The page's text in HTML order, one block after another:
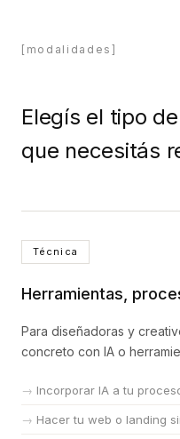
[modalidades]
Elegís el tipo
que necesitás
Técnica
Herramientas,
Para diseñadoras y
concreto con IA o
Incorporar IA a tu
Hacer tu web o landing